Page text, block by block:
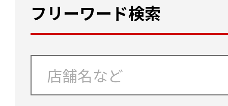
フリーワード検索